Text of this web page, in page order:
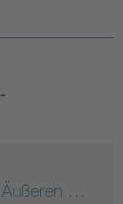
Äußeren …